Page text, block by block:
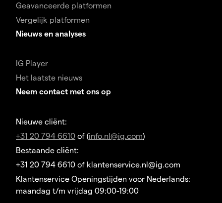
Geavanceerde platformen
Vergelijk platformen
Nieuws en analyses
IG Player
Het laatste nieuws
Neem contact met ons op
Nieuwe cliënt:
+31 20 794 6610 of (info.nl@ig.com)
Bestaande cliënt:
+31 20 794 6610 of klantenservice.nl@ig.com
Klantenservice Openingstijden voor Nederlands:
maandag t/m vrijdag 09:00-19:00